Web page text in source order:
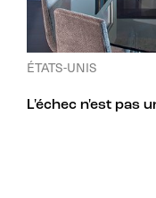
ÉTATS-UNIS
L'échec n'est pas